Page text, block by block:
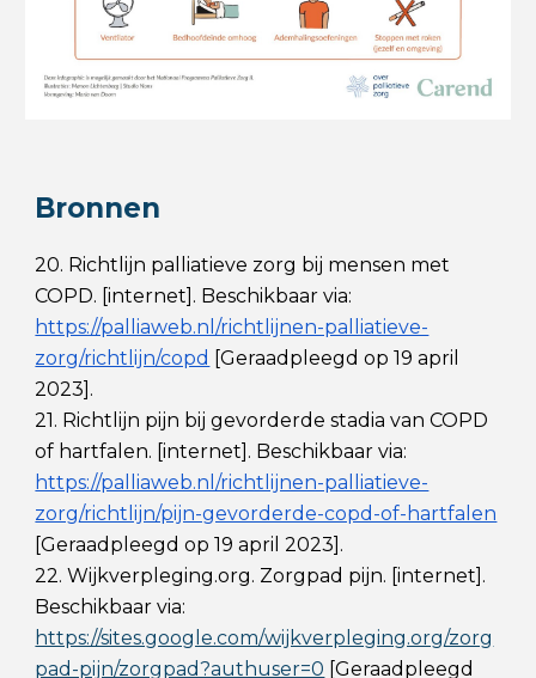
Bronnen
20. Richtlijn palliatieve zorg bij mensen met
COPD. [internet]. Beschikbaar via:
https://palliaweb.nl/richtlijnen-palliatieve-
zorg/richtlijn/copd [Geraadpleegd op 19 april
2023].
21. Richtlijn pijn bij gevorderde stadia van COPD
of hartfalen. [internet]. Beschikbaar via:
https://palliaweb.nl/richtlijnen-palliatieve-
zorg/richtlijn/pijn-gevorderde-copd-of-hartfalen
[Geraadpleegd op 19 april 2023].
22. Wijkverpleging.org. Zorgpad pijn. [internet].
Beschikbaar via:
https://sites.google.com/wijkverpleging.org/zorg
pad-pijn/zorgpad?authuser=0 [Geraadpleegd